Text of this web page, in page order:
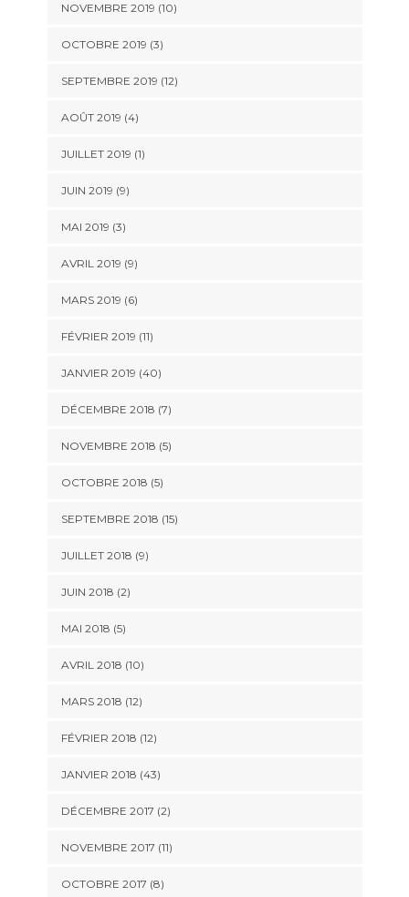
NOVEMBRE 2019 (10)
OCTOBRE 2019 (3)
SEPTEMBRE 2019 (12)
AOÛT 2019 (4)
JUILLET 2019 (1)
JUIN 2019 (9)
MAI 2019 (3)
AVRIL 2019 (9)
MARS 2019 (6)
FÉVRIER 2019 (11)
JANVIER 2019 (40)
DÉCEMBRE 2018 (7)
NOVEMBRE 2018 (5)
OCTOBRE 2018 (5)
SEPTEMBRE 2018 (15)
JUILLET 2018 (9)
JUIN 2018 (2)
MAI 2018 (5)
AVRIL 2018 (10)
MARS 2018 (12)
FÉVRIER 2018 (12)
JANVIER 2018 (43)
DÉCEMBRE 2017 (2)
NOVEMBRE 2017 (11)
OCTOBRE 2017 (8)